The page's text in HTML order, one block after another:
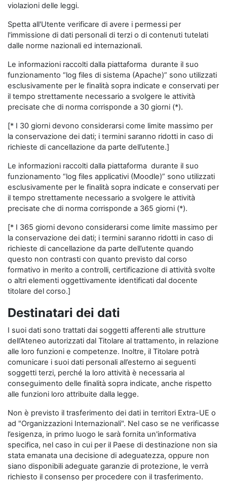
violazioni delle leggi.
Spetta all'Utente verificare di avere i permessi per
l'immissione di dati personali di terzi o di contenuti tutelati
dalle norme nazionali ed internazionali.
Le informazioni raccolti dalla piattaforma durante il suo
funzionamento “log files di sistema (Apache)” sono utilizzati
esclusivamente per le finalità sopra indicate e conservati per
il tempo strettamente necessario a svolgere le attività
precisate che di norma corrisponde a 30 giorni (*).
[* I 30 giorni devono considerarsi come limite massimo per
la conservazione dei dati; i termini saranno ridotti in caso di
richieste di cancellazione da parte dell’utente.]
Le informazioni raccolti dalla piattaforma durante il suo
funzionamento “log files applicativi (Moodle)” sono utilizzati
esclusivamente per le finalità sopra indicate e conservati per
il tempo strettamente necessario a svolgere le attività
precisate che di norma corrisponde a 365 giorni (*).
[* I 365 giorni devono considerarsi come limite massimo per
la conservazione dei dati; i termini saranno ridotti in caso di
richieste di cancellazione da parte dell’utente quando
questo non contrasti con quanto previsto dal corso
formativo in merito a controlli, certificazione di attività svolte
o altri elementi oggettivamente identificati dal docente
titolare del corso.]
Destinatari dei dati
I suoi dati sono trattati dai soggetti afferenti alle strutture
dell’Ateneo autorizzati dal Titolare al trattamento, in relazione
alle loro funzioni e competenze. Inoltre, il Titolare potrà
comunicare i suoi dati personali all’esterno ai seguenti
soggetti terzi, perché la loro attività è necessaria al
conseguimento delle finalità sopra indicate, anche rispetto
alle funzioni loro attribuite dalla legge.
Non è previsto il trasferimento dei dati in territori Extra-UE o
ad "Organizzazioni Internazionali". Nel caso se ne verificasse
l’esigenza, in primo luogo le sarà fornita un'informativa
specifica, nel caso in cui per il Paese di destinazione non sia
stata emanata una decisione di adeguatezza, oppure non
siano disponibili adeguate garanzie di protezione, le verrà
richiesto il consenso per procedere con il trasferimento.